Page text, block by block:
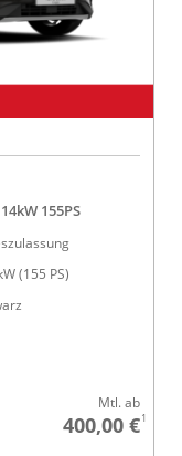
155PS
(155 PS)
Mtl. ab
400,00 €1